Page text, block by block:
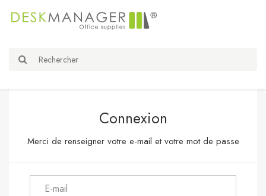
Connexion
Merci de renseigner votre e-mail et votre mot de passe